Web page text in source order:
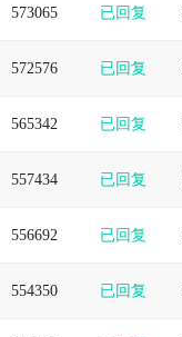
573065 已回复
572576 已回复
565342 已回复
557434 已回复
556692 已回复
554350 已回复